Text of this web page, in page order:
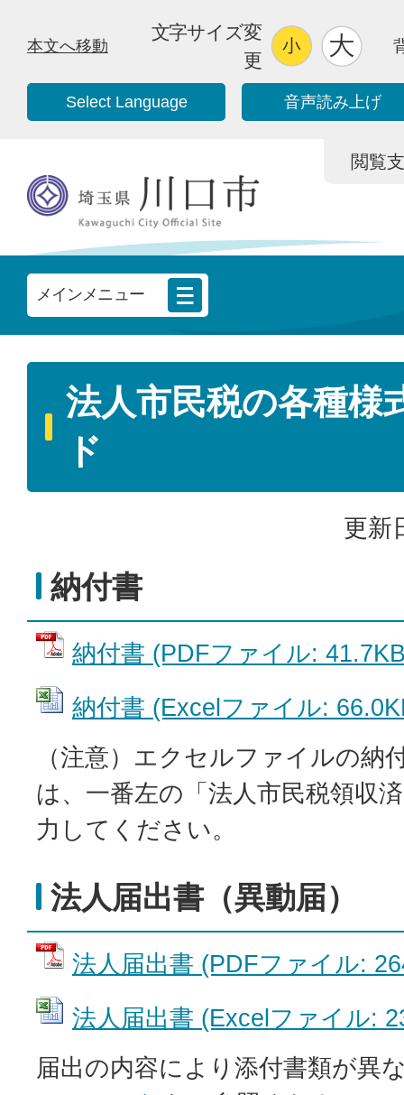
本文へ移動
文字サイズ変
更
Select Language 音声読み上げ
閲覧
メインメニュー
法人市民税の各種様
ド
更新
納付書
納付書 (PDFファイル:
納付書 (Excelファイル:
（注意）エクセルファイルの納
は、一番左の「法人市民税領収
力してください。
法人届出書（異動届）
法人届出書 (PDFファイル:
法人届出書 (Excelファイル:
届出の内容により添付書類が異